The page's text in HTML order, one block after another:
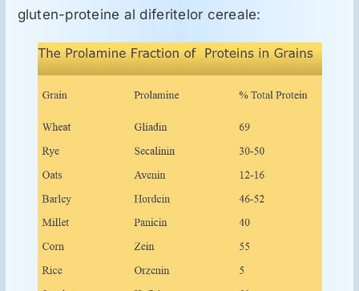
gluten-proteine al diferitelor cereale: